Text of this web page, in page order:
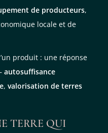
de producteurs,
locale et de
produit : une réponse
autosuffisance
, valorisation de terres
TERRE QUI